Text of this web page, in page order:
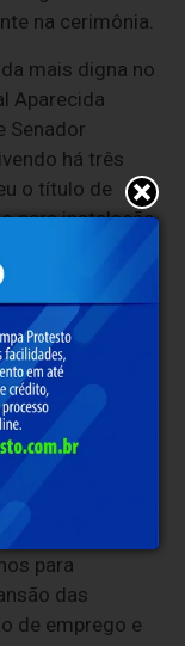
na cerimônia.
mais digna no
Aparecida
Senador
há três
o título de
para instalação
dia muito
vou viver
depende da luz.
bombar a água
conseguir
e a criação de
propriedade,
jurídica,
públicas
para
das
de emprego e